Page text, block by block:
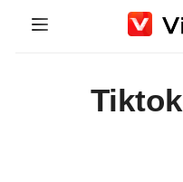
تحميل مجاني Tiktok